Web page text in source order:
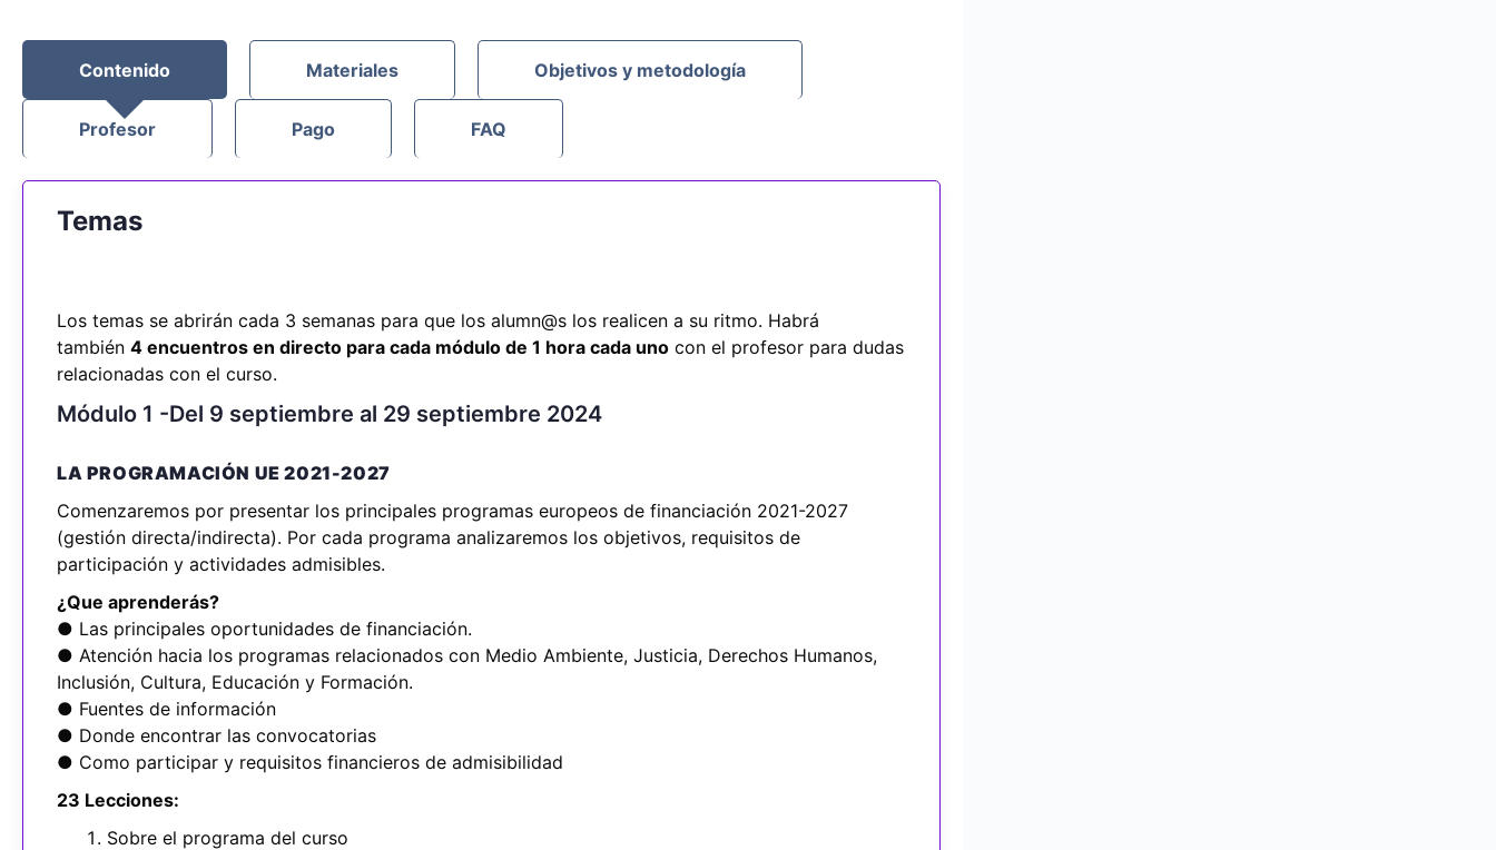
Contenido Materiales Objetivos y metodología
Profesor Pago FAQ
Temas
Los temas se abrirán cada 3 semanas para que los alumn@s los realicen a su ritmo. Habrá
también 4 encuentros en directo para cada módulo de 1 hora cada uno con el profesor para dudas
relacionadas con el curso.
Módulo 1 -Del 9 septiembre al 29 septiembre 2024
LA PROGRAMACIÓN UE 2021-2027
Comenzaremos por presentar los principales programas europeos de financiación 2021-2027
(gestión directa/indirecta). Por cada programa analizaremos los objetivos, requisitos de
participación y actividades admisibles.
¿Que aprenderás?
● Las principales oportunidades de financiación.
● Atención hacia los programas relacionados con Medio Ambiente, Justicia, Derechos Humanos,
Inclusión, Cultura, Educación y Formación.
● Fuentes de información
● Donde encontrar las convocatorias
● Como participar y requisitos financieros de admisibilidad
23 Lecciones:
Sobre el programa del curso